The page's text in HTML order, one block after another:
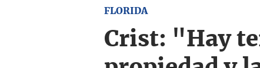
FLORIDA
Crist: "Hay